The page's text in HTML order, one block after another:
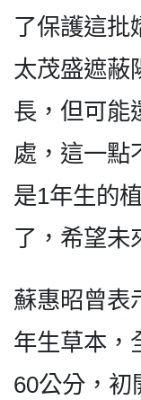
了保護這批
太茂盛遮蔽
長，但可能
處，這一點
是1年生的
了，希望未
蘇惠昭曾表
年生草本，
60公分，初